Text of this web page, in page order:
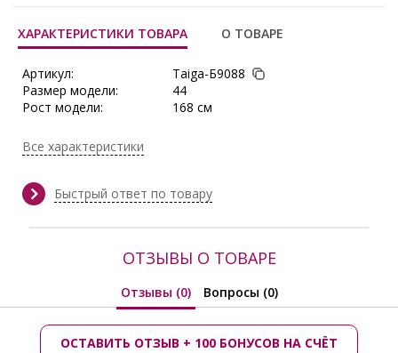
ХАРАКТЕРИСТИКИ ТОВАРА О ТОВАРЕ
Артикул:
Taiga-Б9088
Размер модели:
44
Рост модели:
168 см
Тип ткани:
Длина:
в 52-54 р-ре - 92 см
Сезон:
Производитель:
LT collection
Все характеристики
Быстрый ответ по товару
ОТЗЫВЫ О ТОВАРЕ
Отзывы (0) Вопросы (0)
ОСТАВИТЬ ОТЗЫВ + 100 БОНУСОВ НА СЧЁТ